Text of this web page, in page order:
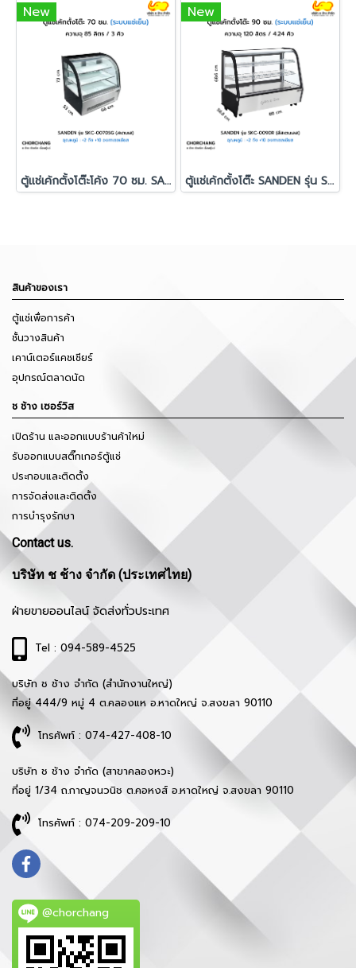
New
ตู้แช่เค้กตั้งโต๊ะโค้ง 70 ซม. SANDEN รุ่น SKC-0070SG
New
ตู้แช่เค้กตั้งโต๊ะ SANDEN รุ่น SKC-0090R
สินค้าของเรา
ตู้แช่เพื่อการค้า
ชั้นวางสินค้า
เคาน์เตอร์แคชเชียร์
อุปกรณ์ตลาดนัด
ช ช้าง เซอร์วิส
เปิดร้าน และออกแบบร้านค้าใหม่
รับออกแบบสติ๊กเกอร์ตู้แช่
ประกอบและติดตั้ง
การจัดส่งและติดตั้ง
การบำรุงรักษา
Contact us.
บริษัท ช ช้าง จำกัด (ประเทศไทย)
ฝ่ายขายออนไลน์ จัดส่งทั่วประเทศ
Tel : 094-589-4525
บริษัท ช ช้าง จำกัด (สำนักงานใหญ่)
ที่อยู่ 444/9 หมู่ 4 ต.คลองแห อ.หาดใหญ่ จ.สงขลา 90110
โทรศัพท์ : 074-427-408-10
บริษัท ช ช้าง จำกัด (สาขาคลองหวะ)
ที่อยู่ 1/34 ถ.กาญจนวนิช ต.คอหงส์ อ.หาดใหญ่ จ.สงขลา 90110
โทรศัพท์ : 074-209-209-10
@chorchang